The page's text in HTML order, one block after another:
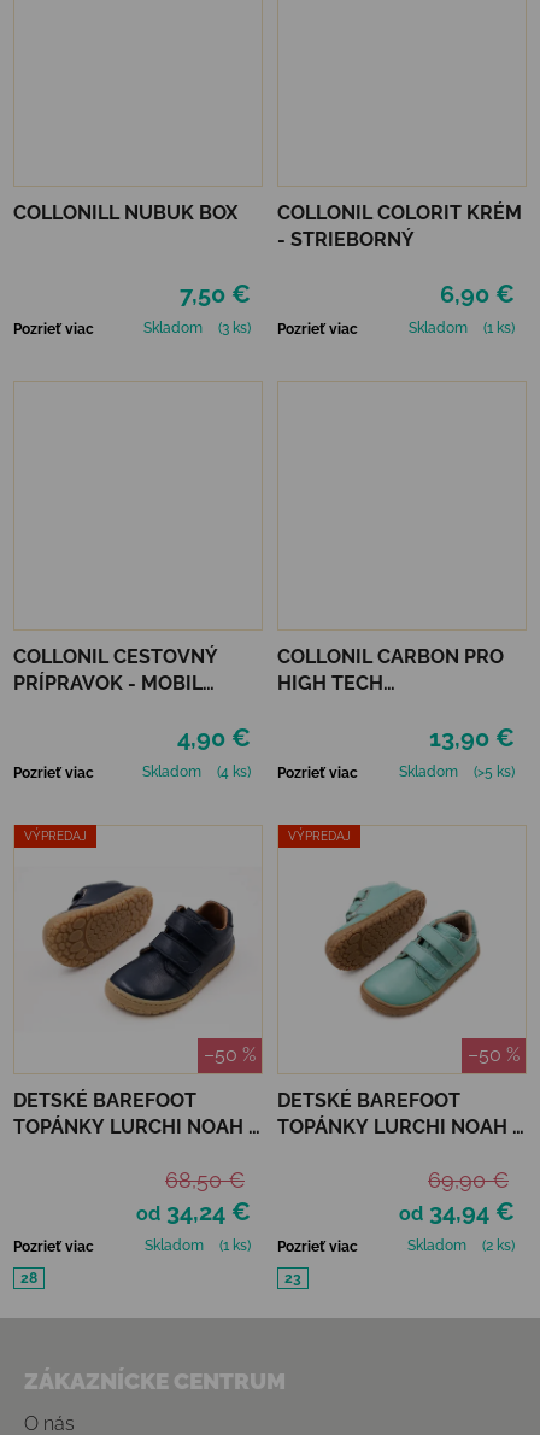
COLLONILL NUBUK BOX
7,50 €
Pozrieť viac Skladom (3 ks)
COLLONIL COLORIT KRÉM
- STRIEBORNÝ
6,90 €
Pozrieť viac Skladom (1 ks)
COLLONIL CESTOVNÝ
PRÍPRAVOK - MOBIL
4,90 €
Pozrieť viac Skladom (4 ks)
COLLONIL CARBON PRO
HIGH TECH
13,90 €
Pozrieť viac Skladom (>5 ks)
VÝPREDAJ
–50 %
DETSKÉ BAREFOOT
TOPÁNKY LURCHI NOAH -
od 34,24 €
68,50 €
Pozrieť viac Skladom
(1 ks)
28
VÝPREDAJ
–50 %
DETSKÉ BAREFOOT
TOPÁNKY LURCHI NOAH -
od 34,94 €
69,90 €
Pozrieť viac Skladom
(2 ks)
23
ZÁKAZNÍCKE CENTRUM
O nás